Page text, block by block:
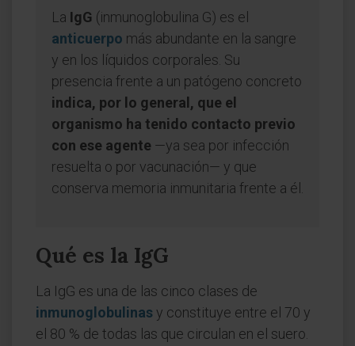
La IgG (inmunoglobulina G) es el
anticuerpo más abundante en la sangre
y en los líquidos corporales. Su
presencia frente a un patógeno concreto
indica, por lo general, que el
organismo ha tenido contacto previo
con ese agente —ya sea por infección
resuelta o por vacunación— y que
conserva memoria inmunitaria frente a él.
Qué es la IgG
La IgG es una de las cinco clases de
inmunoglobulinasy constituye entre el 70 y
el 80 % de todas las que circulan en el suero.